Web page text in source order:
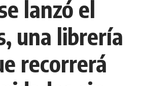
lanzó el
una librería
recorrerá